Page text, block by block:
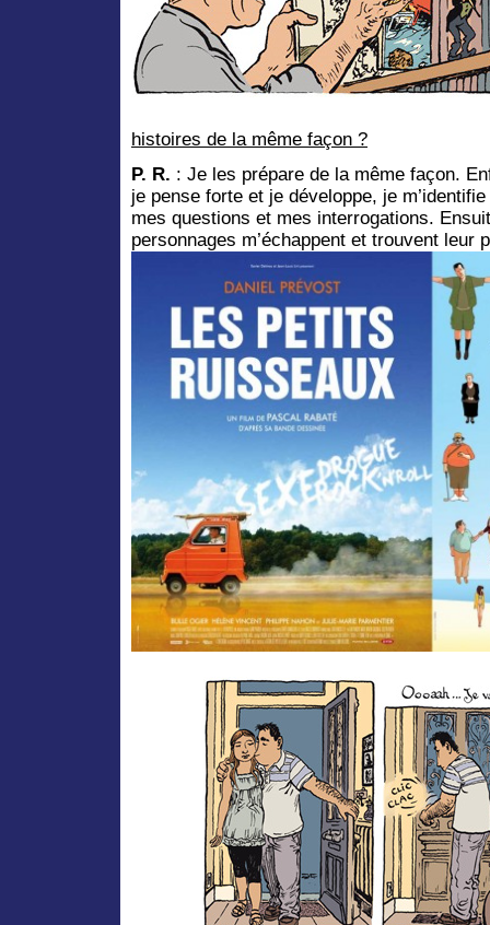
histoires de la même façon ?
P. R. : Je les prépare de la même façon.
je pense forte et je développe, je
mes questions et mes interrogations.
personnages m’échappent et trouvent leur